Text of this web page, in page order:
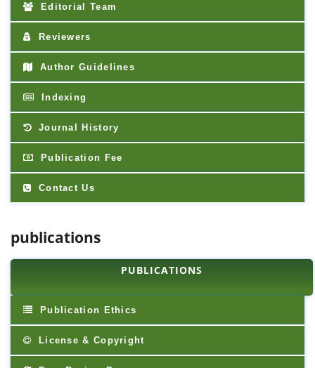
Editorial Team
Reviewers
Author Guidelines
Indexing
Journal History
Publication Fee
Contact Us
publications
PUBLICATIONS
Publication Ethics
License & Copyright